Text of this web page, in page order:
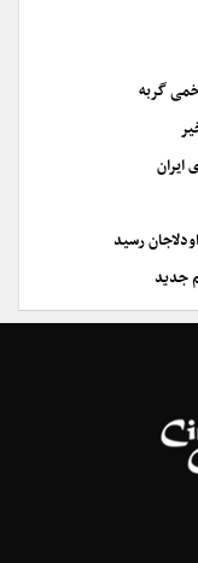
گربه
ایران
رسید
جدید